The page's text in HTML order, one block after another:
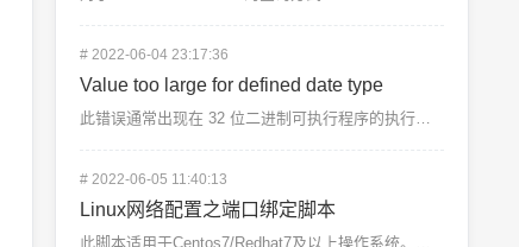
# 2022-06-04 23:17:36
Value too large for defined date type
# 2022-06-05 11:40:13
Linux网络配置之端口绑定脚本